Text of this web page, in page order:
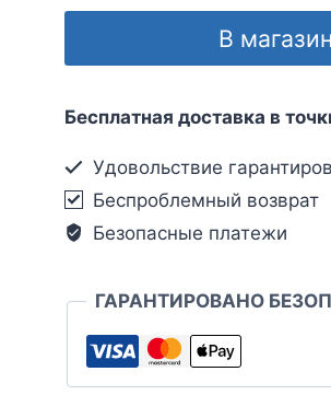
В магазин
Бесплатная доставка в
Удовольствие
Беспроблемный возврат
Безопасные платежи
ГАРАНТИРОВАНО